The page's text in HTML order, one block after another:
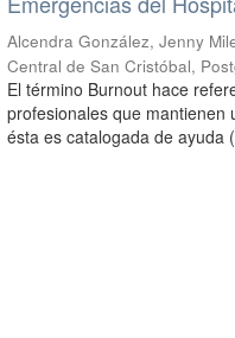
Alcendra González, Jenny
Central de San Cristóbal,
El término Burnout hace
profesionales que mantienen
ésta es catalogada de ayuda